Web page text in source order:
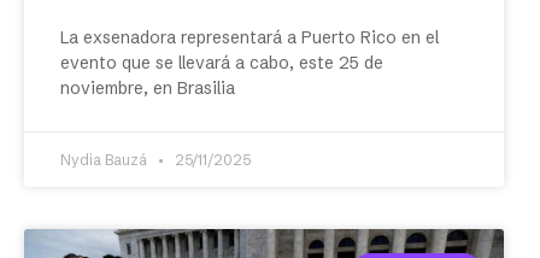
La exsenadora representará a Puerto Rico en el
evento que se llevará a cabo, este 25 de
noviembre, en Brasilia
Nydia Bauzá 25/11/2025